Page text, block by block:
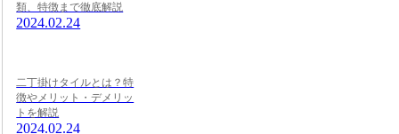
類、特徴まで徹底解説
2024.02.24
二丁掛けタイルとは？特
徴やメリット・デメリッ
トを解説
2024.02.24